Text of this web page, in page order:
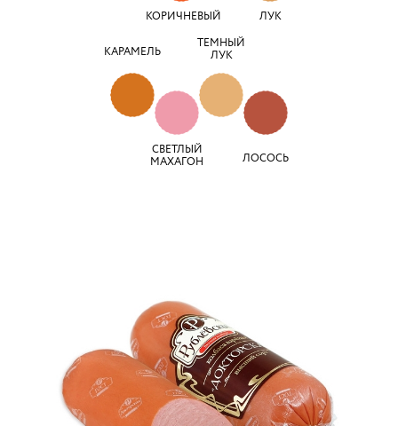
КОРИЧНЕВЫЙ ЛУК
КАРАМЕЛЬ
СВЕТЛЫЙ
МАХАГОН
ТЕМНЫЙ
ЛУК
ЛОСОСЬ